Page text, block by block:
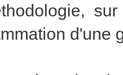
d'une